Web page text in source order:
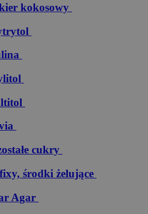
kokosowy
cukry
środki żelujące
Agar